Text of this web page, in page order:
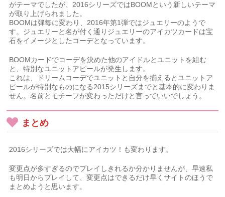
がテーマでしたが、2016シリーズではBOOMという新しいテーマ
が取り上げられました。
BOOMは弾毎に変わり、2016年第1弾ではジュエリーのようで
す。ジュエリーと名が付く通りジュエリーのアイカツカードは宝
石をイメージとしたコーデとなっています。
BOOMカードでコーデを決めた他のアイドルとユニットを組む
と、特別なユニットアピールが発生します。
これは、ドリームコーデでユニットと自分を揃えるとユニットア
ピールが特別なものになる2015シリーズまでと基本的に変わりま
せん。名前とモチーフが変わっただけと言っていいでしょう。
まとめ
2016シリーズでは大幅にアイカツ！も変わります。
変更点が多すぎるのでプレイしきれるか分かりませんが、早速私
も明日からプレイして、変更点はできるだけ早くサイトのほうで
まとめようと思います。